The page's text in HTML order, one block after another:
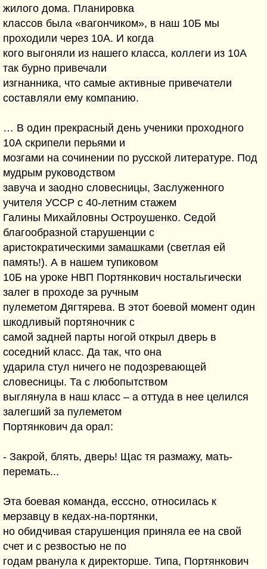
жилого дома. Планировка
классов была «вагончиком», в наш 10Б мы
проходили через 10А. И когда
кого выгоняли из нашего класса, коллеги из 10А
так бурно привечали
изгнанника, что самые активные привечатели
составляли ему компанию.
… В один прекрасный день ученики проходного
10А скрипели перьями и
мозгами на сочинении по русской литературе. Под
мудрым руководством
завуча и заодно словесницы, Заслуженного
учителя УССР с 40-летним стажем
Галины Михайловны Остроушенко. Седой
благообразной старушенции с
аристократическими замашками (светлая ей
память!). А в нашем тупиковом
10Б на уроке НВП Портянкович ностальгически
залег в проходе за ручным
пулеметом Дягтярева. В этот боевой момент один
шкодливый портяночник с
самой задней парты ногой открыл дверь в
соседний класс. Да так, что она
ударила стул ничего не подозревающей
словесницы. Та с любопытством
выглянула в наш класс – а оттуда в нее целился
залегший за пулеметом
Портянкович да орал:
- Закрой, блять, дверь! Щас тя размажу, мать-
перемать...
Эта боевая команда, есссно, относилась к
мерзавцу в кедах-на-портянки,
но обидчивая старушенция приняла ее на свой
счет и с резвостью не по
годам рванула к директорше. Типа, Портянкович